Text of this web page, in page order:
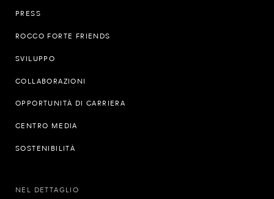
PRESS
ROCCO FORTE FRIENDS
SVILUPPO
COLLABORAZIONI
OPPORTUNITÀ DI CARRIERA
CENTRO MEDIA
SOSTENIBILITÀ
NEL DETTAGLIO